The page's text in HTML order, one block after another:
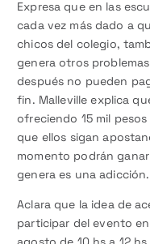
Expresa que en las
cada vez más dado a
chicos del colegio,
genera otros
después no pueden
fin. Malleville explica
ofreciendo 15 mil
que ellos sigan
momento podrán
genera es una adicción.
Aclara que la idea de
participar del evento